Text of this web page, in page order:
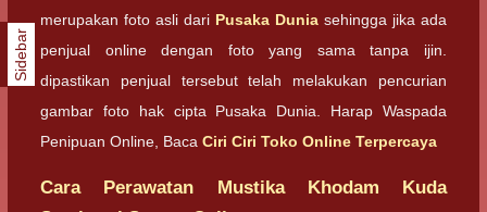
merupakan foto asli dari Pusaka Dunia sehingga jika ada
penjual online dengan foto yang sama tanpa ijin.
dipastikan penjual tersebut telah melakukan pencurian
gambar foto hak cipta Pusaka Dunia. Harap Waspada
Penipuan Online, Baca Ciri Ciri Toko Online Terpercaya
Cara Perawatan Mustika Khodam Kuda
Sidebar